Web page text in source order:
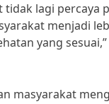
lagi percaya
menjadi
yang sesuai,”
masyarakat